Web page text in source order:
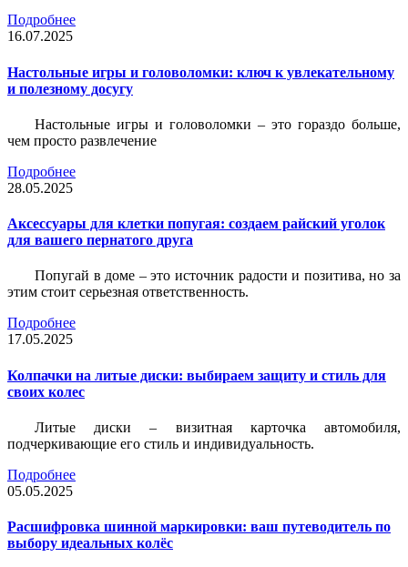
Подробнее
16.07.2025
Настольные игры и головоломки: ключ к увлекательному
и полезному досугу
Настольные игры и головоломки – это гораздо больше,
чем просто развлечение
Подробнее
28.05.2025
Аксессуары для клетки попугая: создаем райский уголок
для вашего пернатого друга
Попугай в доме – это источник радости и позитива, но за
этим стоит серьезная ответственность.
Подробнее
17.05.2025
Колпачки на литые диски: выбираем защиту и стиль для
своих колес
Литые диски – визитная карточка автомобиля,
подчеркивающие его стиль и индивидуальность.
Подробнее
05.05.2025
Расшифровка шинной маркировки: ваш путеводитель по
выбору идеальных колёс